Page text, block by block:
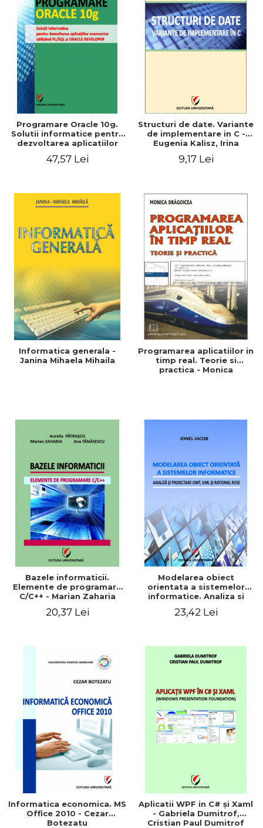
Programare Oracle 10g.
Solutii informatice pentru
dezvoltarea aplicatiilor
PL/SQL si ORACLE
47,57 Lei
Structuri de date. Variante
de implementare in C -
Eugenia Kalisz, Irina
9,17 Lei
Informatica generala -
Janina Mihaela Mihaila
Programarea aplicatiilor in
timp real. Teorie si
practica - Monica
Bazele informaticii.
Elemente de programare
C/C++ - Marian Zaharia
20,37 Lei
Modelarea obiect
orientata a sistemelor
informatice. Analiza si
Rational Rose - Ionel Iacob
23,42 Lei
Informatica economica. MS
Office 2010 - Cezar
Botezatu
Aplicatii WPF in C# şi Xaml
- Gabriela Dumitrof,
Cristian Paul Dumitrof